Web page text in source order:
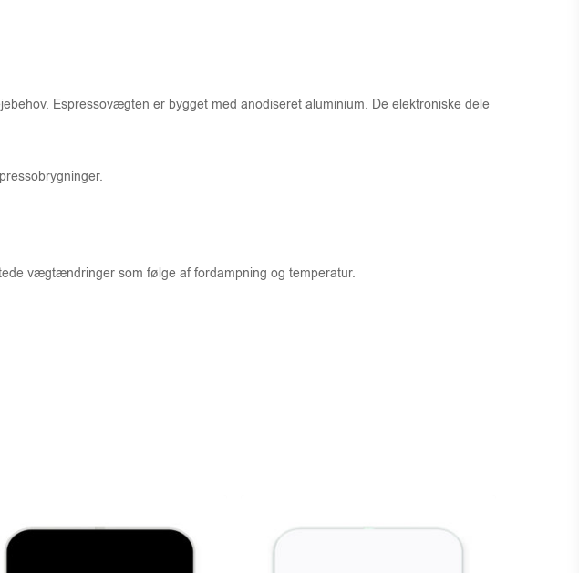
Espressovægten er bygget med anodiseret aluminium. De elektroniske dele
vægtændringer som følge af fordampning og temperatur.